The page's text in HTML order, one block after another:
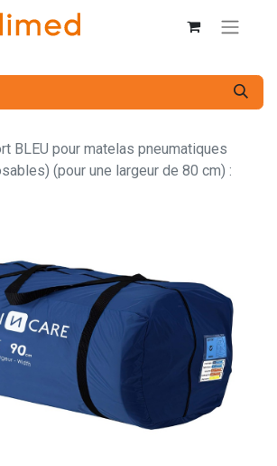
BLEU pour matelas pneumatiques
(pour une largeur de 80 cm) :